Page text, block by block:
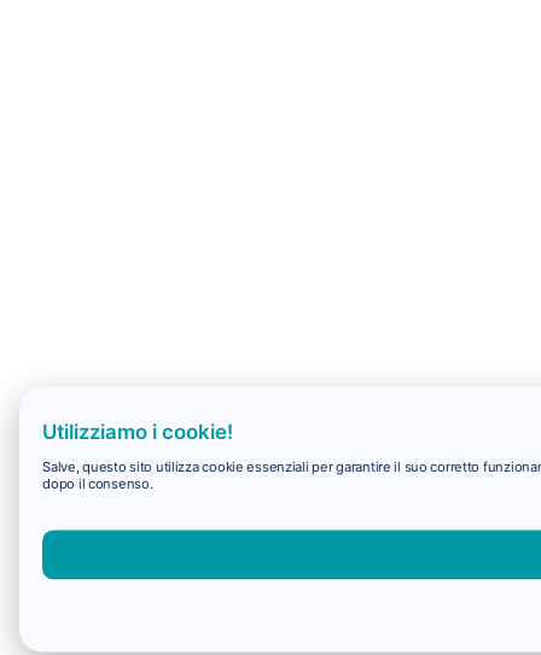
Utilizziamo i cookie!
Salve, questo sito utilizza cookie essenziali per garantire il suo corretto
dopo il consenso.